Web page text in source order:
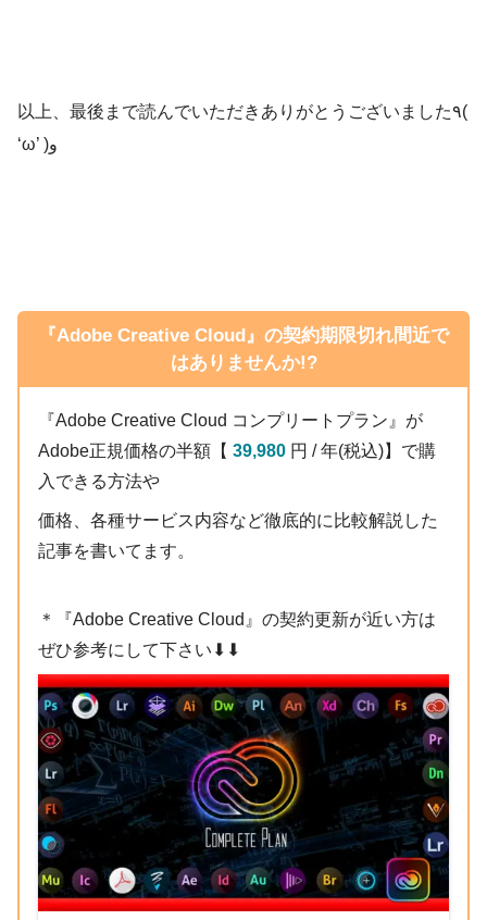
プリセット
NEXTist
2022年10月のアップデートで新たに追加さ
れました。
『AEJuice Pack Manager』をインストール
すると『After Effects』へ自動でインスト
Composer』でお馴染み『Mr.Horse』のサブスク
サービス徹底解説!!
テキストにフレームをつけることができる無料プラグイ
ン『TextBorder』 を徹底解説した記事
2022年12月9日
【After Effects】テキストにフレームをつけることが
できる無料プラグイン『TextBorder』 を徹底解説!!
2024年2月21日
でできる神スクリプト『Hologram Generator』を紹
介!!
Distort
2024年4月4日
【After Effects】超便利な無料のグラデーション生成
【After Effects】プレビューのズームを滑らかにでき
る無料スクリプト『Zoom』を徹底解説!!
2024年7月17日
【After Effects】レイヤーの長さを一発で揃えてくれ
る無料スクリプト『OneTwoTrim』を徹底解説!!
無料ダウンロード
2024年7月21日
【After Effects】簡単にカウントアニメーションが作
『AM Select And Set』
2021年10月12日
【Adobe After Effects】条件を指定するとレイヤーの
自動選択、設定の一括変更をしてくれる便利な無料ス
クリプト『AM Select And Set』を徹底解説!!
【After Effects】タイムライン上で選択したレイヤー
ソースを入れ替える無料スクリプト『swapSource』
以上、最後まで読んでいただきありがとうございました٩(
‘ω’ )و
『Adobe Creative Cloud』の契約期限切れ間近で
はありませんか!?
『Adobe Creative Cloud コンプリートプラン』が
Adobe正規価格の半額【 39,980 円 / 年(税込)】で購
入できる方法や
価格、各種サービス内容など徹底的に比較解説した
記事を書いてます。
＊『Adobe Creative Cloud』の契約更新が近い方は
ぜひ参考にして下さい⬇︎⬇︎